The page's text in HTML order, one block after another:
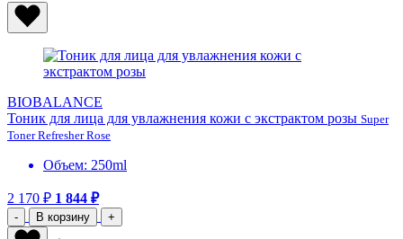
BIOBALANCE
Тоник для лица для увлажнения кожи с экстрактом розы Super
Toner Refresher Rose
Объем: 250ml
2 170 ₽ 1 844 ₽
- В корзину +